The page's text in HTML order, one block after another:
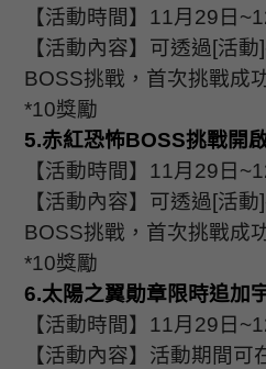
【活動時間】 11月 29 日
【活動內容】可透過 [活動
BOSS挑戰，首次挑戰成
*10獎勵
5.赤紅恐怖BOSS挑戰開
【活動時間】 11月 29 日
【活動內容】可透過 [活動
BOSS挑戰，首次挑戰成
*10獎勵
6.太陽之翼勛章限時追加
【活動時間】 11月 29 日
【活動內容】活動期間